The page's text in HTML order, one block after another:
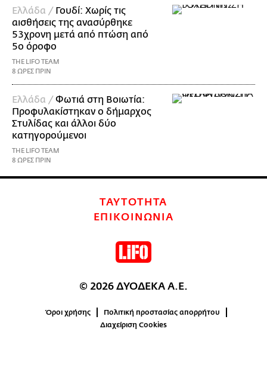
Ελλάδα / Γουδί: Χωρίς τις
αισθήσεις της ανασύρθηκε
53χρονη μετά από πτώση από
5ο όροφο
THE LIFO TEAM
8 ΩΡΕΣ ΠΡΙΝ
Ελλάδα /Φωτιά στη Βοιωτία:
Προφυλακίστηκαν ο δήμαρχος
Στυλίδας και άλλοι δύο
κατηγορούμενοι
THE LIFO TEAM
8 ΩΡΕΣ ΠΡΙΝ
ΤΑΥΤΟΤΗΤΑ
ΕΠΙΚΟΙΝΩΝΙΑ
© 2026 ΔΥΟΔΕΚΑ Α.Ε.
Όροι χρήσης
Πολιτική προστασίας απορρήτου
Διαχείριση Cookies